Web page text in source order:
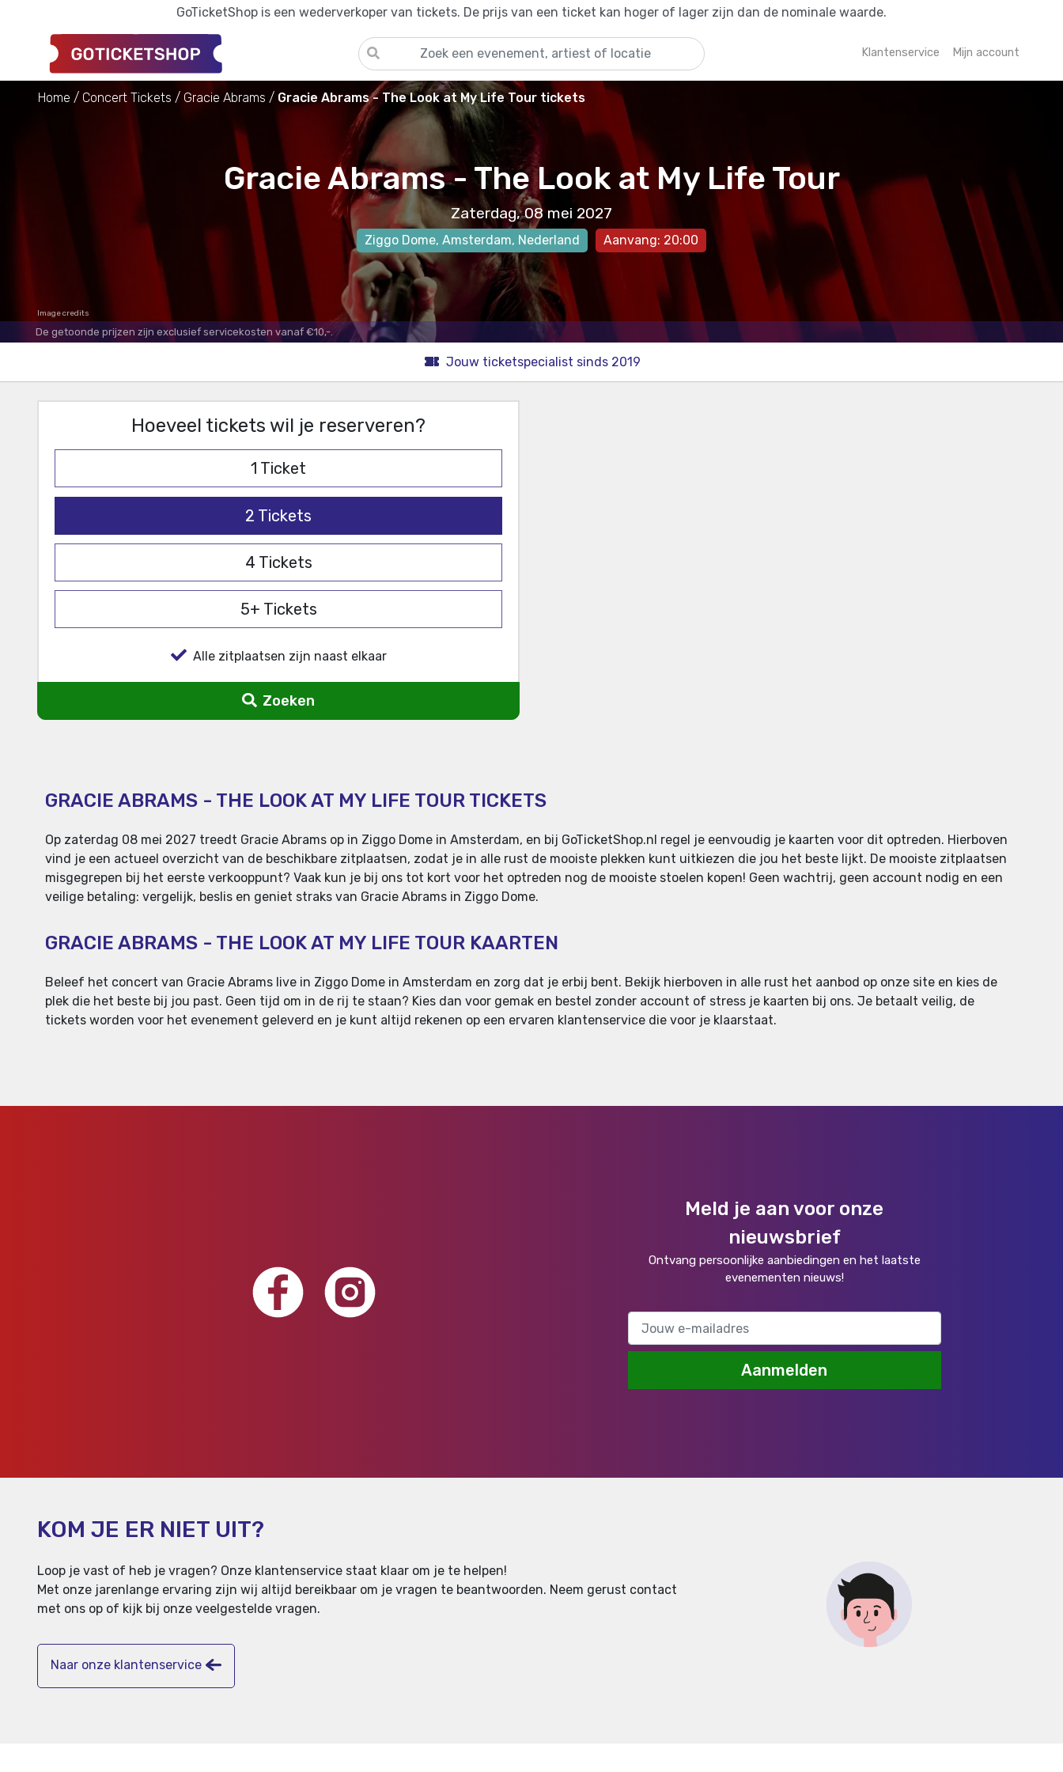
GoTicketShop is een wederverkoper van tickets. De prijs van een ticket kan hoger of lager zijn dan de nominale waarde.
Klantenservice Mijn account
Home Concert Tickets Gracie Abrams Gracie Abrams - The Look at My Life Tour tickets
Gracie Abrams - The Look at My Life Tour
Zaterdag, 08 mei 2027
Ziggo Dome, Amsterdam, Nederland Aanvang: 20:00
Image credits
De getoonde prijzen zijn exclusief servicekosten vanaf €10,-.
Jouw ticketspecialist sinds 2019
Hoeveel tickets wil je reserveren?
1 Ticket
2 Tickets
4 Tickets
5+ Tickets
Alle zitplaatsen zijn naast elkaar
Zoeken
GRACIE ABRAMS - THE LOOK AT MY LIFE TOUR TICKETS
Op zaterdag 08 mei 2027 treedt Gracie Abrams op in Ziggo Dome in Amsterdam, en bij GoTicketShop.nl regel je eenvoudig je kaarten voor dit optreden. Hierboven
vind je een actueel overzicht van de beschikbare zitplaatsen, zodat je in alle rust de mooiste plekken kunt uitkiezen die jou het beste lijkt. De mooiste zitplaatsen
misgegrepen bij het eerste verkooppunt? Vaak kun je bij ons tot kort voor het optreden nog de mooiste stoelen kopen! Geen wachtrij, geen account nodig en een
veilige betaling: vergelijk, beslis en geniet straks van Gracie Abrams in Ziggo Dome.
GRACIE ABRAMS - THE LOOK AT MY LIFE TOUR KAARTEN
Beleef het concert van Gracie Abrams live in Ziggo Dome in Amsterdam en zorg dat je erbij bent. Bekijk hierboven in alle rust het aanbod op onze site en kies de
plek die het beste bij jou past. Geen tijd om in de rij te staan? Kies dan voor gemak en bestel zonder account of stress je kaarten bij ons. Je betaalt veilig, de
tickets worden voor het evenement geleverd en je kunt altijd rekenen op een ervaren klantenservice die voor je klaarstaat.
Meld je aan voor onze
nieuwsbrief
Ontvang persoonlijke aanbiedingen en het laatste
evenementen nieuws!
Aanmelden
KOM JE ER NIET UIT?
Loop je vast of heb je vragen? Onze klantenservice staat klaar om je te helpen!
Met onze jarenlange ervaring zijn wij altijd bereikbaar om je vragen te beantwoorden. Neem gerust contact
met ons op of kijk bij onze veelgestelde vragen.
Naar onze klantenservice